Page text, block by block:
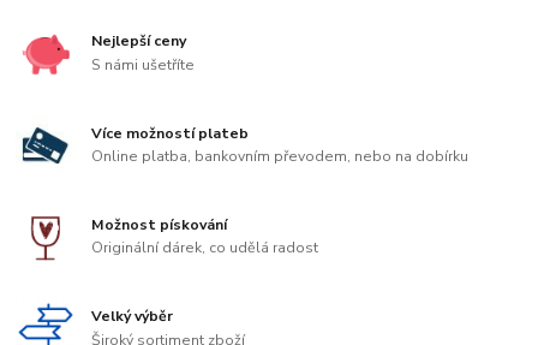
Nejlepší ceny
S námi ušetříte
Více možností plateb
Online platba, bankovním převodem, nebo na dobírku
Možnost pískování
Originální dárek, co udělá radost
Velký výběr
Široký sortiment zboží